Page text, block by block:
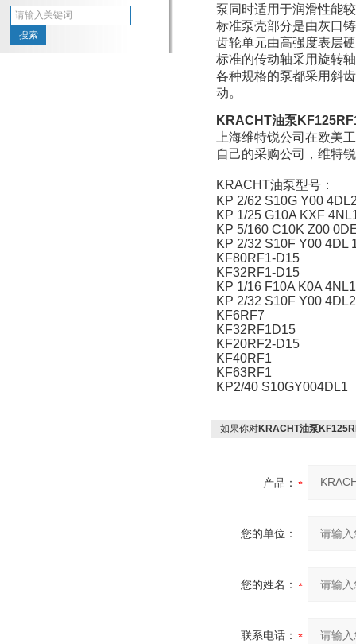
泵同时适用于润滑性能
标准泵壳部分是由灰口
齿轮单元由高强度表层
标准的传动轴采用旋转
各种规格的泵都采用斜
动。
KRACHT油泵
上海维特锐公司在欧美
自己的采购公司，维特
KRACHT油泵型号：
KP 2/62 S10G Y00
KP 1/25 G10A KXF
KP 5/160 C10K Z00
KP 2/32 S10F Y00 4DL
KF80RF1-D15
KF32RF1-D15
KP 1/16 F10A K0A 4NL1
KP 2/32 S10F Y00 4DL2
KF6RF7
KF32RF1D15
KF20RF2-D15
KF40RF1
KF63RF1
KP2/40 S10GY004DL1
如果你对KRACHT油泵
产品：
您的单位：
您的姓名：
联系电话：